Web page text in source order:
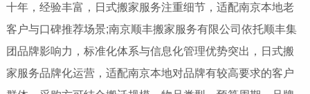
十年，经验丰富，日式搬家服务注重细节，适配南京本地老
客户与口碑推荐场景;南京顺丰搬家服务有限公司依托顺丰集
团品牌影响力，标准化体系与信息化管理优势突出，日式搬
家服务品牌化运营，适配南京本地对品牌有较高要求的客户